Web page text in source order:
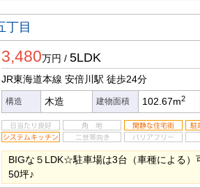
丁目
3,480万円 / 5LDK
JR東海道本線 安倍川駅 徒歩24分
構造 木造 建物面積 102.67m2
BIGな５LDK☆駐車場は3台（車種による）
50坪♪